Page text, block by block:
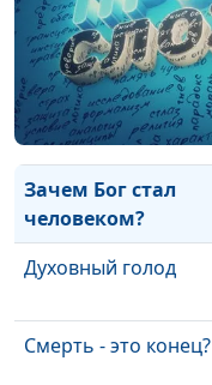
Что выбрать для
чтения?
Как научиться
прощать?
Зачем Бог стал
человеком?
Духовный голод
Смерть - это конец?